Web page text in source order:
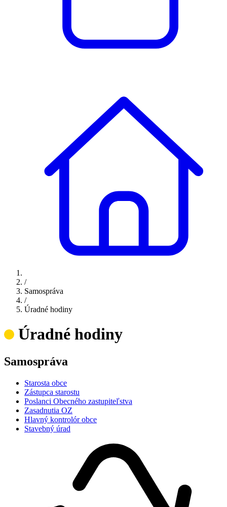
/
Samospráva
/
Úradné hodiny
Úradné hodiny
Samospráva
Starosta obce
Zástupca starostu
Poslanci Obecného zastupiteľstva
Zasadnutia OZ
Hlavný kontrolór obce
Stavebný úrad